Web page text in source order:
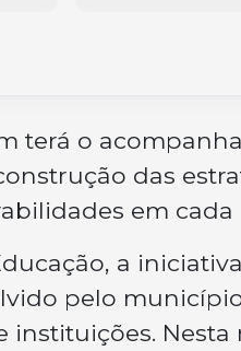
terá o
das
em
a
pelo
Nesta